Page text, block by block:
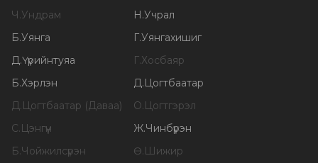
Ч.Ундрам Н.Учрал
Б.Уянга Г.Уянгахишиг
Д.Үүрийнтуяа Г.Хосбаяр
Б.Хэрлэн Д.Цогтбаатар
Д.Цогтбаатар (Даваа) О.Цогтгэрэл
С.Цэнгүүн Ж.Чинбүрэн
Б.Чойжилсүрэн Ө.Шижир